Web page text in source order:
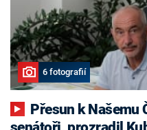
6 fotografií